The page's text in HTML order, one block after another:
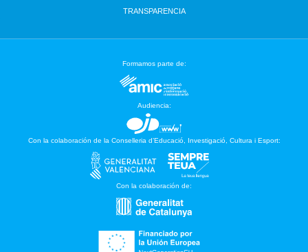
TRANSPARENCIA
Formamos parte de:
Audiencia:
Con la colaboración de la Conselleria d’Educació, Investigació, Cultura i Esport:
Con la colaboración de: